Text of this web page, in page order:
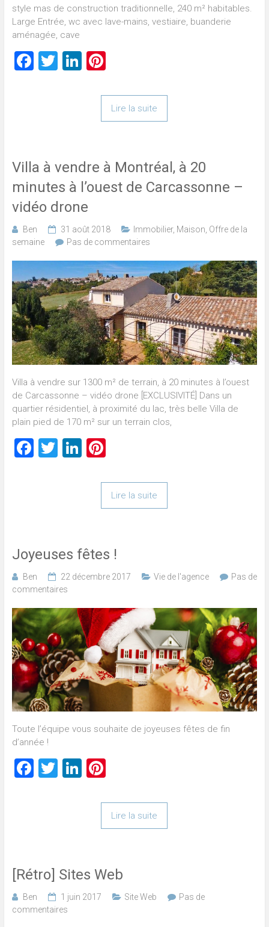
style mas de construction traditionnelle, 240 m² habitables.
Large Entrée, wc avec lave-mains, vestiaire, buanderie
aménagée, cave
Facebook
TwitterLinkedIn
Lire la suite
Villa à vendre à Montréal, à 20
minutes à l’ouest de Carcassonne –
vidéo drone
Ben 31 août 2018 Immobilier, Maison, Offre de la
semaine
Pas de commentaires
Villa à vendre sur 1300 m² de terrain, à 20 minutes à l’ouest
de Carcassonne – vidéo drone [EXCLUSIVITÉ] Dans un
quartier résidentiel, à proximité du lac, très belle Villa de
plain pied de 170 m² sur un terrain clos,
Facebook
TwitterLinkedIn
Pinterest
Lire la suite
Joyeuses fêtes !
Ben 22 décembre 2017 Vie de l'agence
Pas de
commentaires
Toute l’équipe vous souhaite de joyeuses fêtes de fin
d’année !
Facebook
TwitterLinkedIn
Lire la suite
[Rétro] Sites Web
Ben 1 juin 2017 Site Web
Pas de
commentaires